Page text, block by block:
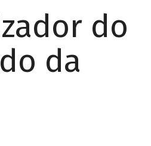
do
da